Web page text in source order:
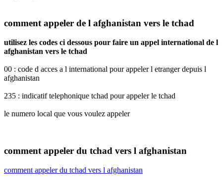
comment appeler de l afghanistan vers le tchad
utilisez les codes ci dessous pour faire un appel international de l
afghanistan vers le tchad
00 : code d acces a l international pour appeler l etranger depuis l
afghanistan
235 : indicatif telephonique tchad pour appeler le tchad
le numero local que vous voulez appeler
comment appeler du tchad vers l afghanistan
comment appeler du tchad vers l afghanistan